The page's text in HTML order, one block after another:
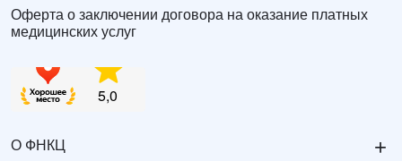
Оферта о заключении договора на оказание платных
медицинских услуг
О ФНКЦ +